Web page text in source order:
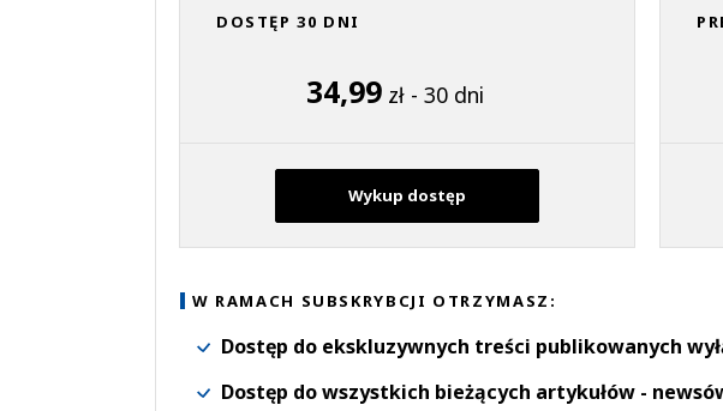
DOSTĘP 30 DNI
34,99 zł - 30 dni
Wykup dostęp
W RAMACH SUBSKRYBCJI OTRZYMASZ:
Dostęp do ekskluzywnych treści publikowanych
Dostęp do wszystkich bieżących artykułów -